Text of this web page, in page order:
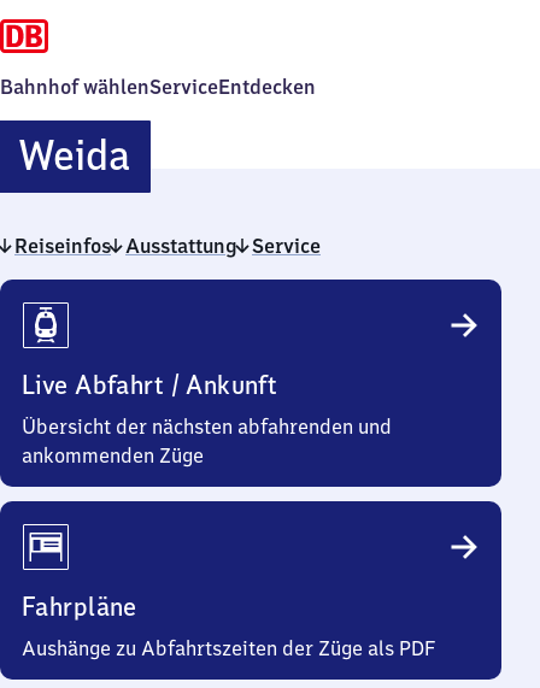
Bahnhof wählenServiceEntdecken
WeidaWeida
Reiseinfos Ausstattung Service
Reiseinfos
Live Abfahrt / Ankunft
Übersicht der nächsten abfahrenden und
ankommenden Züge
Fahrpläne
Aushänge zu Abfahrtszeiten der Züge als PDF